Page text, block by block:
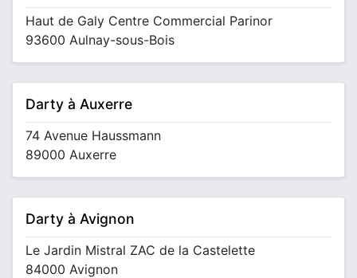
Haut de Galy Centre Commercial Parinor
93600 Aulnay-sous-Bois
Darty à Auxerre
74 Avenue Haussmann
89000 Auxerre
Darty à Avignon
Le Jardin Mistral ZAC de la Castelette
84000 Avignon